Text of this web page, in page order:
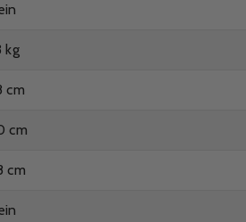
kg
cm
cm
cm